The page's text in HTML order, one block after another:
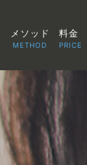
メソッド
METHOD
料金
PRICE